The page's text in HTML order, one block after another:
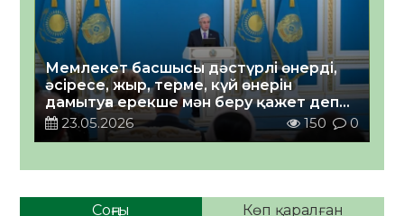
Мемлекет басшысы дәстүрлі өнерді,
әсіресе, жыр, терме, күй өнерін
дамытуға ерекше мән беру қажет деп
санайды
23.05.2026 150 0
Соңғы Көп қаралған